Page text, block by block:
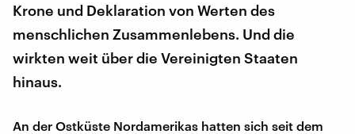
Krone und Deklaration von Werten des
menschlichen Zusammenlebens. Und die
wirkten weit über die Vereinigten Staaten
hinaus.
An der Ostküste Nordamerikas hatten sich seit dem